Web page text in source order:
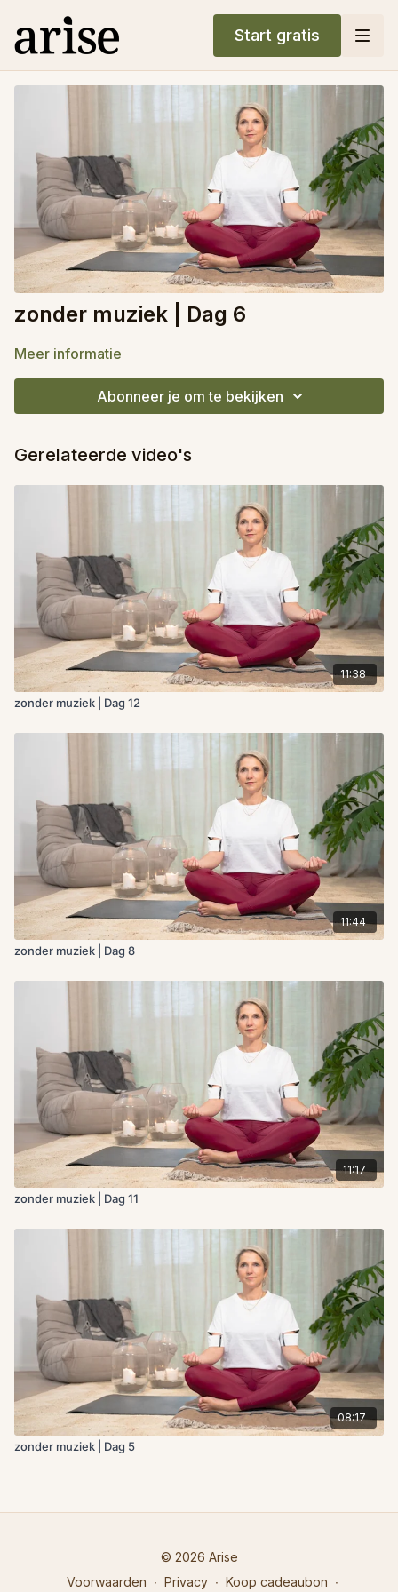
Start gratis
zonder muziek | Dag 6
Meer informatie
Abonneer je om te bekijken
Gerelateerde video's
11:38
zonder muziek | Dag 12
11:44
zonder muziek | Dag 8
11:17
zonder muziek | Dag 11
08:17
zonder muziek | Dag 5
© 2026 Arise
Voorwaarden ∙ Privacy ∙ Koop cadeaubon ∙